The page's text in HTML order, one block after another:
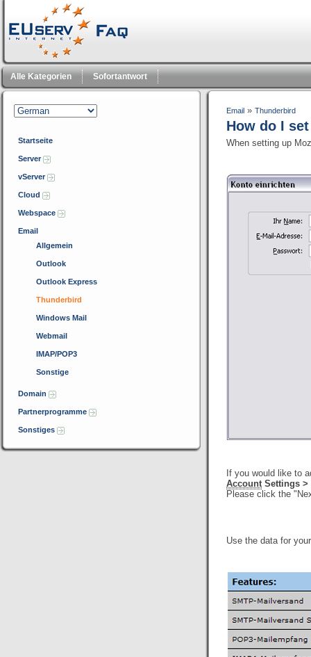
Alle Kategorien Sofortantwort
Startseite
Server
vServer
Cloud
Webspace
Email
Allgemein
Outlook
Outlook Express
Thunderbird
Windows Mail
Webmail
IMAP/POP3
Sonstige
Domain
Partnerprogramme
Sonstiges
Email » Thunderbird
How do I
When setting up
If you would like to
AccountSettings >
Please click the
Use the data for